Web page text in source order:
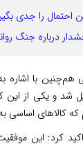
احتمال را جدی
درباره جنگ
شد و یکی از این
که کالاهای اساسی
کرد: این